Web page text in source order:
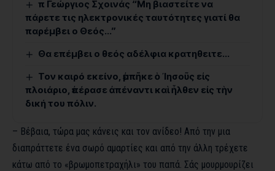
π Γεώργιος Σχοινάς “Μη βιαστείτε να
πάρετε τις ηλεκτρονικές ταυτότητες γιατί θα
παρέμβει ο Θεός…”
Θα επέμβει ο θεός αδέλφια κρατηθειτε…
Τον καιρό εκείνο, ἐμπῆκε ὁ ᾿Ιησοῦς εἰς
πλοιάριο, ἐπέρασε ἀπέναντι καὶ ἦλθεν εἰς τὴν
δική του πόλιν.
– Βέβαια, τώρα μας κάνεις και τον ανίδεο! Από την μια
διαπράττετε ένα σωρό αμαρτίες και από την άλλη τρέχετε
κάτω από το «βρωμοπετραχήλι» του παπά. Σάς μουρμουρίζει